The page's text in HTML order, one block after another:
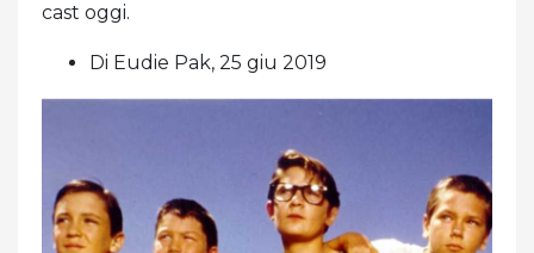
cast oggi.
Di Eudie Pak, 25 giu 2019